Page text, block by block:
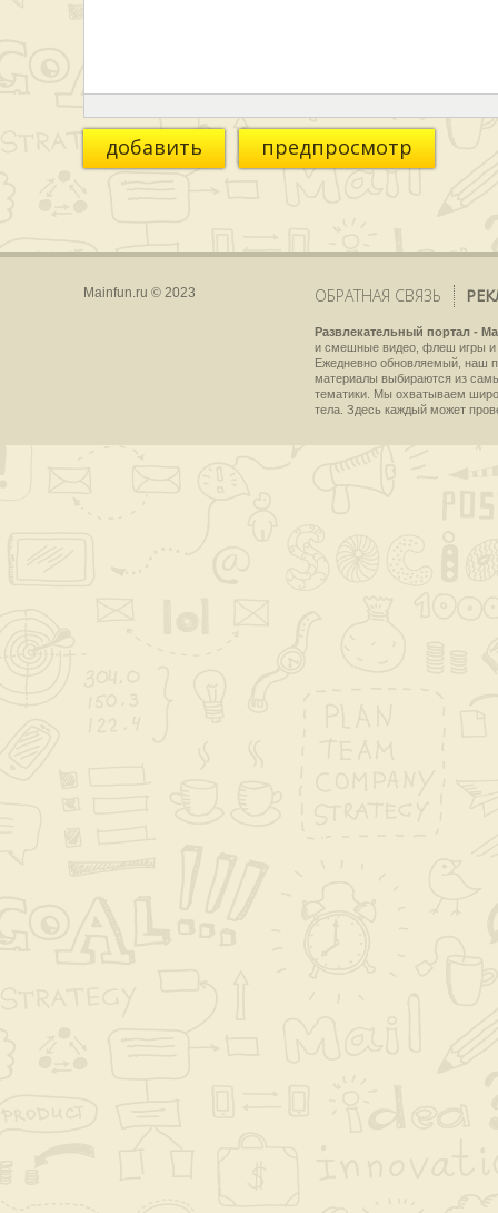
добавить предпросмотр
Mainfun.ru © 2023 ОБРАТНАЯ СВЯЗЬ
Развлекательный портал -
и смешные видео, флеш игры и
Ежедневно обновляемый, наш
материалы выбираются из
тематики. Мы охватываем
тела. Здесь каждый может